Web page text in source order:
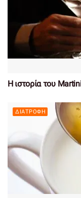
Η ιστορία του
ΔΙΑΤΡΟΦΉ